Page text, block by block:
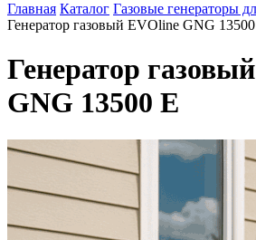
Главная Каталог Газовые генераторы
Генератор газовый EVOline GNG
Генератор
GNG 13500 E